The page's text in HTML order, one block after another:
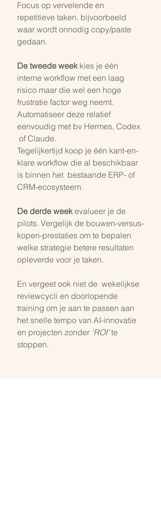
Focus op vervelende en
repetitieve taken. bijvoorbeeld
waar wordt onnodig copy/paste
gedaan.
De tweede week kies je één
interne workflow met een laag
risico maar die wel een hoge
frustratie factor weg neemt.
Automatiseer deze relatief
eenvoudig met bv Hermes, Codex
of Claude.
Tegelijkertijd koop je één kant-en-
klare workflow die al beschikbaar
is binnen het  bestaande ERP- of
CRM-ecosysteem.
De derde week evalueer je de
pilots. Vergelijk de bouwen-versus-
kopen-prestaties om te bepalen
welke strategie betere resultaten
opleverde voor je taken.
En vergeet ook niet de  wekelijkse
reviewcycli en doorlopende
training om je aan te passen aan
het snelle tempo van AI-innovatie
en projecten zonder 'ROI' te
stoppen.